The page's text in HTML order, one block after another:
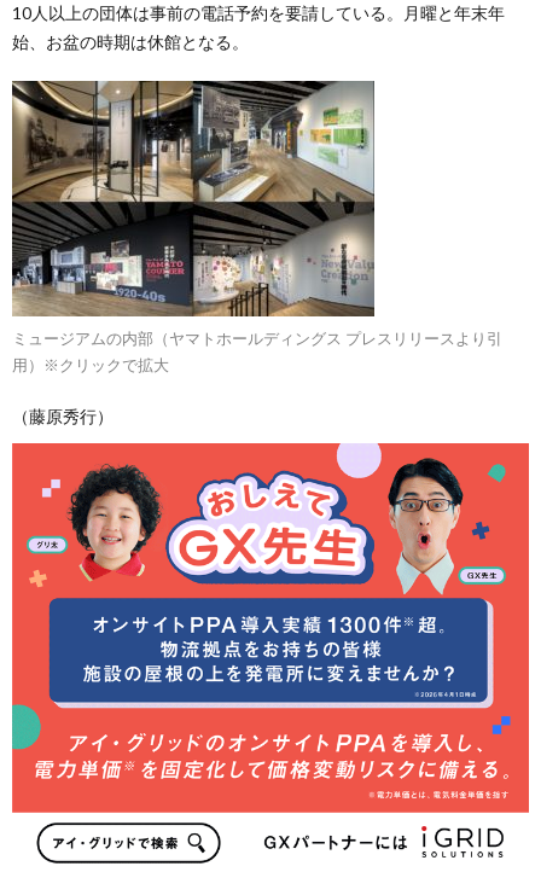
10人以上の団体は事前の電話予約を要請している。月曜と年末年
始、お盆の時期は休館となる。
ミュージアムの内部（ヤマトホールディングス プレスリリースより引
用）※クリックで拡大
（藤原秀行）